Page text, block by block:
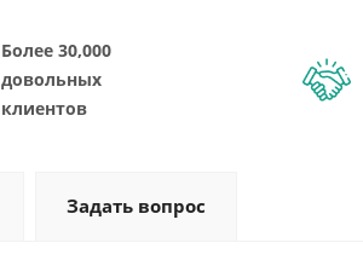
Более 30,000
довольных
клиентов
Задать вопрос